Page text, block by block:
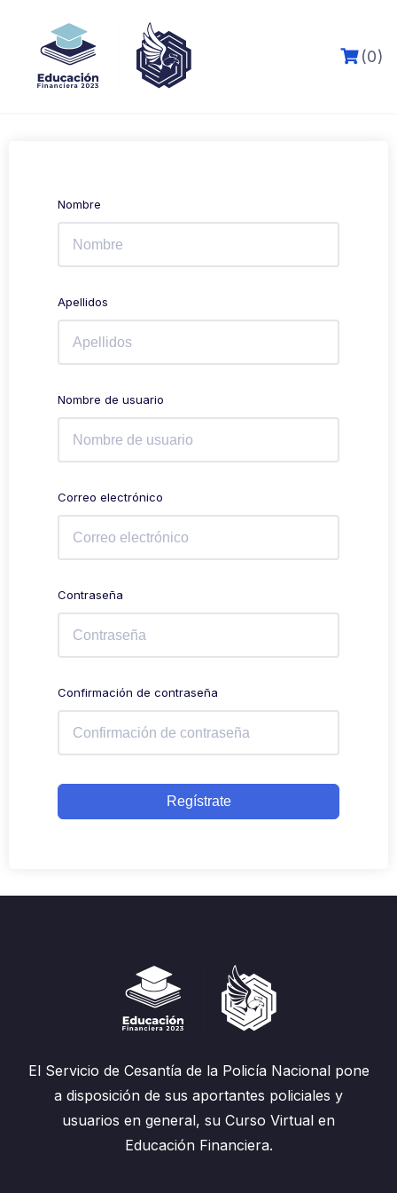
(0)
Nombre
Apellidos
Nombre de usuario
Correo electrónico
Contraseña
Confirmación de contraseña
Regístrate
El Servicio de Cesantía de la Policía Nacional pone
a disposición de sus aportantes policiales y
usuarios en general, su Curso Virtual en
Educación Financiera.